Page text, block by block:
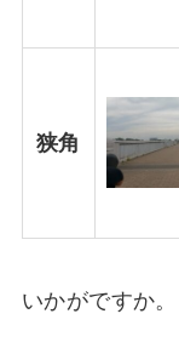
狭角
いかがですか。